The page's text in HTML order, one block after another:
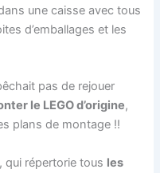
une caisse avec tous
d’emballages et les
pas de rejouer
le LEGO d’origine,
plans de montage !!
, qui répertorie tous les